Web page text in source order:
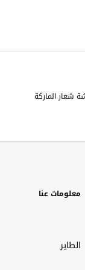
شعار الماركة
معلومات عنا
الطاير